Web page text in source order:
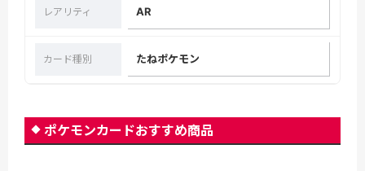
レアリティ AR
カード種別 たねポケモン
ポケモンカードおすすめ商品